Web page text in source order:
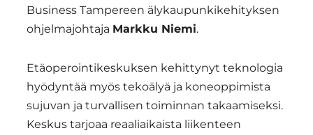
Business Tampereen älykaupunkikehityksen
ohjelmajohtaja Markku Niemi.
Etäoperointikeskuksen kehittynyt teknologia
hyödyntää myös tekoälyä ja koneoppimista
sujuvan ja turvallisen toiminnan takaamiseksi.
Keskus tarjoaa reaaliaikaista liikenteen